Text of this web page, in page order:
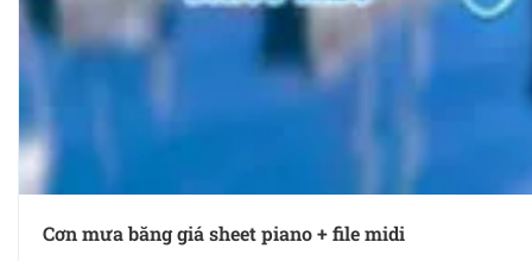
Cơn mưa băng giá sheet piano + file midi